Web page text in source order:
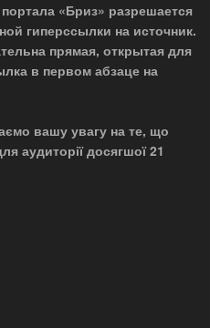
«Бриз» разрешается
гиперссылки на источник.
прямая, открытая для
в первом абзаце на
вашу увагу на те, що
аудиторії досягшої 21